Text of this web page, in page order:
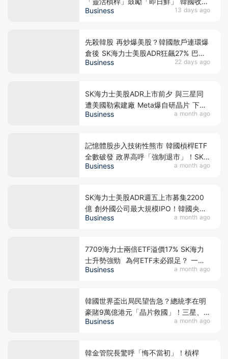
Business 13 days ago
槓桿ETF 亞洲監管背後在害怕什麼？
Business 22 days ago
先殺韓股 再炒爆美股？韓國散戶連環爆
倉後 SK海力士美股ADR狂飆27% 巴克
萊唱好翻倍至330美元，背後隱藏大戶
Business a month ago
SK海力士美股ADR上市前夕 與三星同
遭美國勒索建廠 Meta爆自研晶片 下年
算力翻倍 戲耍全球股民 晶片股強力反
Business a month ago
記憶體股步入技術性熊市 韓國槓桿ETF
全數破發 政界高呼「強制退市」！SK
海力士美股ADR週五上市 大行交易策略
Business a month ago
SK海力士美股ADR週五上市募集2200
億 創外國公司最大規模IPO！韓國央行
警告槓桿風險 擬收緊單股槓桿ETF投資
Business a month ago
7709海力士兩倍ETF溢價17% SK海力
士升勢強勁 為何ETF未必跟足？ 一文
拆解NAV與高追風險
Business a month ago
韓國世界盃出局民望告急？總統李在明
豪賭9萬億港元「晶片救國」！三星、
SK海力士急建4大新廠 韓股V型反彈的
韓金管院長驚呼「悔不當初」！槓桿